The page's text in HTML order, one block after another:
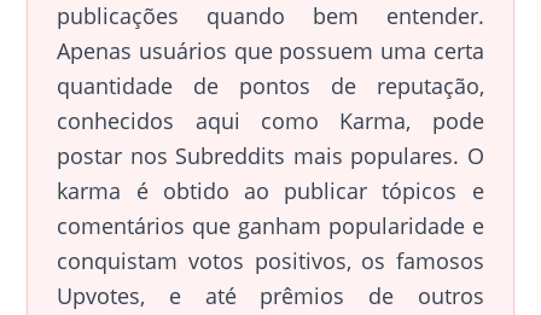
publicações quando bem entender.
Apenas usuários que possuem uma certa
quantidade de pontos de reputação,
conhecidos aqui como Karma, pode
postar nos Subreddits mais populares. O
karma é obtido ao publicar tópicos e
comentários que ganham popularidade e
conquistam votos positivos, os famosos
Upvotes, e até prêmios de outros